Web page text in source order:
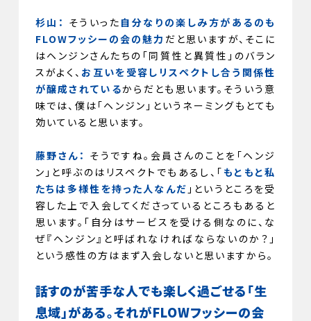
杉山： そういった 自分なりの楽しみ方があるのも
FLOWフッシーの会の魅力 だと思いますが、そこに
はヘンジンさんたちの「同質性と異質性」のバラン
スがよく、 お互いを受容しリスペクトし合う関係性
が醸成されているからだとも思います。そういう意
味では、僕は「ヘンジン」というネーミングもとても
効いていると思います。
藤野さん： そうですね。会員さんのことを「ヘンジ
ン」と呼ぶのはリスペクトでもあるし、「 もともと私
たちは多様性を持った人なんだ 」というところを受
容した上で入会してくださっているところもあると
思います。「自分はサービスを受ける側なのに、な
ぜ『ヘンジン』と呼ばれなければならないのか？」
という感性の方はまず入会しないと思いますから。
話すのが苦手な人でも楽しく過ごせる「生
息域」がある。それがFLOWフッシーの会